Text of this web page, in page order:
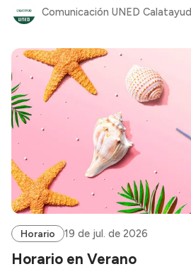
Comunicación UNED Calatayud
Horario 19 de jul. de 2026
Horario en Verano